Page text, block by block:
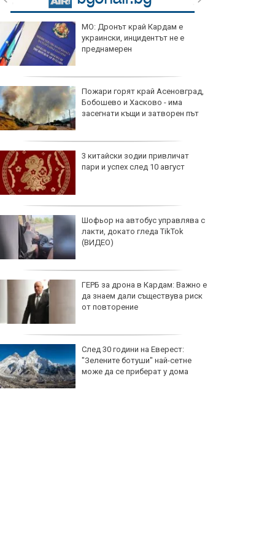
МО: Дронът край Кардам е
украински, инцидентът не е
преднамерен
Пожари горят край Асеновград,
Бобошево и Хасково - има
засегнати къщи и затворен път
3 китайски зодии привличат
пари и успех след 10 август
Шофьор на автобус управлява с
лакти, докато гледа TikTok
(ВИДЕО)
ГЕРБ за дрона в Кардам: Важно е
да знаем дали съществува риск
от повторение
След 30 години на Еверест:
"Зелените ботуши" най-сетне
може да се приберат у дома